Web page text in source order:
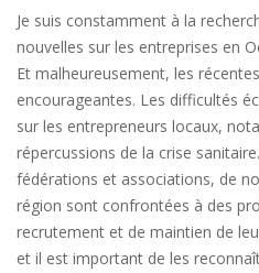
Je suis constamment à la
nouvelles sur les entreprises en
Et malheureusement, les
encourageantes. Les difficultés
sur les entrepreneurs locaux,
répercussions de la crise
fédérations et associations, de
région sont confrontées à des
recrutement et de maintien de
et il est important de les